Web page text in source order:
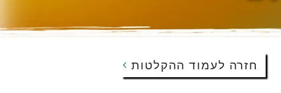
חזרה לעמוד ההקלטות